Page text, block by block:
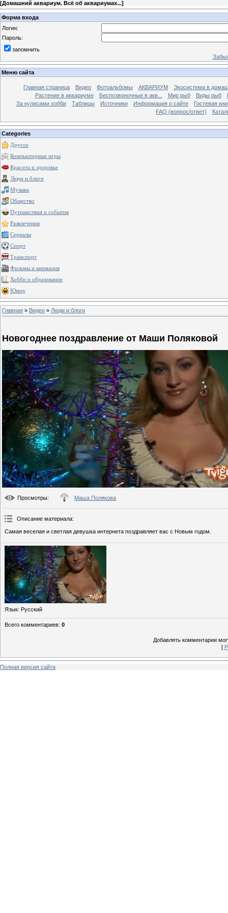
[Домашний аквариум. Всё об аквариумах...]
Форма входа
Логин:
Пароль:
запомнить
Меню сайта
Главная страница Видео Фотоальбомы АКВАРИУМ
Экосистема в
Растение в аквариуме
Беспозвоночные в акв... Мир рыб Виды рыб
За кулисами хобби
Таблицы Источники Информация о сайте
Гостевая
FAQ (вопрос/ответ)
Categories
Другое
Компьютерные игры
Красота и здоровье
Люди и блоги
Музыка
Общество
Путешествия и события
Развлечения
Сериалы
Спорт
Транспорт
Фильмы и анимация
Хобби и образование
Юмор
Главная » Видео » Люди и блоги
Новогоднее поздравление от Маши Поляковой
Просмотры: Маша Полякова
Описание материала:
Самая веселая и светлая девушка интернета поздравляет вас с Новым годом.
Язык: Русский
Всего комментариев: 0
Добавлять комментарии
[
Полная версия сайта